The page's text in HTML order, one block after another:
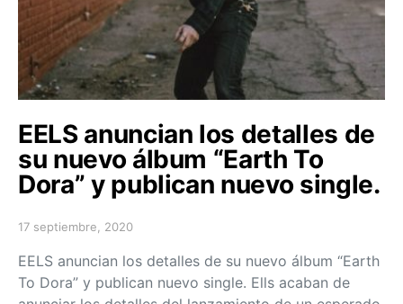
EELS anuncian los detalles de
su nuevo álbum “Earth To
Dora” y publican nuevo single.
Posted on
17 septiembre, 2020
EELS anuncian los detalles de su nuevo álbum “Earth
To Dora” y publican nuevo single. Ells acaban de